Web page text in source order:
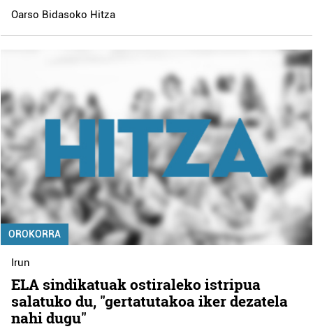
Oarso Bidasoko Hitza
OROKORRA
Irun
ELA sindikatuak ostiraleko istripua
salatuko du, "gertatutakoa iker dezatela
nahi dugu"